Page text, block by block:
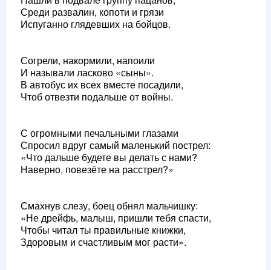
Среди развалин, копоти и грязи
Испуганно глядевших на бойцов.
Согрели, накормили, напоили
И называли ласково «сыны».
В автобус их всех вместе посадили,
Чтоб отвезти подальше от войны.
С огромными печальными глазами
Спросил вдруг самый маленький пострел:
«Что дальше будете вы делать с нами?
Наверно, повезёте на расстрел?»
Смахнув слезу, боец обнял мальчишку:
«Не дрейфь, малыш, пришли тебя спасти,
Чтобы читал ты правильные книжки,
Здоровым и счастливым мог расти».